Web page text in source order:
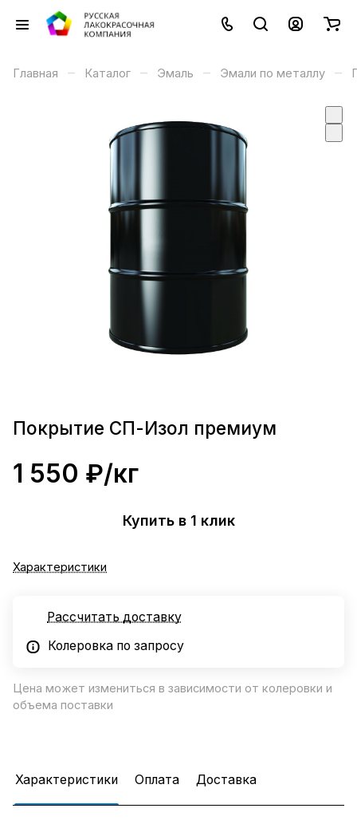
Главная – Каталог – Эмаль – Эмали по металлу –
Покрытие СП-Изол премиум
1 550 ₽/кг
Купить в 1 клик
Характеристики
Рассчитать доставку
Колеровка по запросу
Цена может измениться в зависимости от колеровки и
объема поставки
Характеристики Оплата Доставка